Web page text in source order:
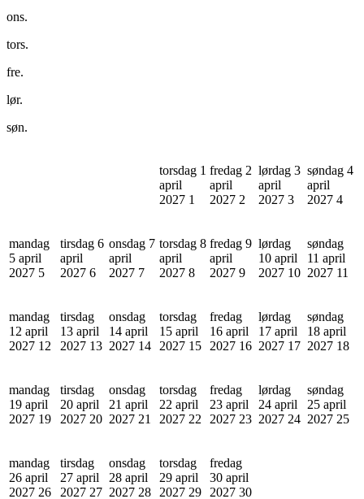
ons.
tors.
fre.
lør.
søn.
torsdag 1
april
2027 1
fredag 2
april
2027 2
lørdag 3
april
2027 3
søndag 4
april
2027 4
mandag
5 april
2027 5
tirsdag 6
april
2027 6
onsdag 7
april
2027 7
torsdag 8
april
2027 8
fredag 9
april
2027 9
lørdag
10 april
2027 10
søndag
11 april
2027 11
mandag
12 april
2027 12
tirsdag
13 april
2027 13
onsdag
14 april
2027 14
torsdag
15 april
2027 15
fredag
16 april
2027 16
lørdag
17 april
2027 17
søndag
18 april
2027 18
mandag
19 april
2027 19
tirsdag
20 april
2027 20
onsdag
21 april
2027 21
torsdag
22 april
2027 22
fredag
23 april
2027 23
lørdag
24 april
2027 24
søndag
25 april
2027 25
mandag
26 april
2027 26
tirsdag
27 april
2027 27
onsdag
28 april
2027 28
torsdag
29 april
2027 29
fredag
30 april
2027 30